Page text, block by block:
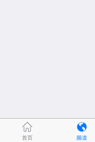
首页 频道